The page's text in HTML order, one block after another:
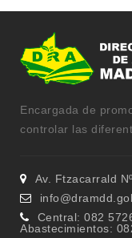
Encargada de
controlar las
Av. Ftzacarrald
Central: 082
Abastecimientos: